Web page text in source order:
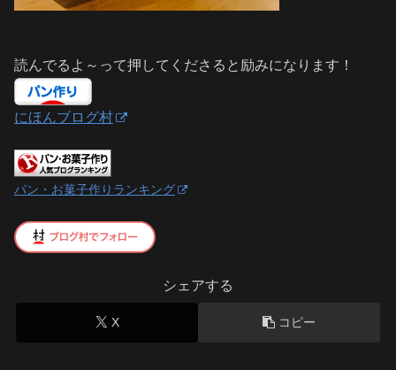
読んでるよ～って押してくださると励みになります！
にほんブログ村
パン・お菓子作りランキング
シェアする
X コピー